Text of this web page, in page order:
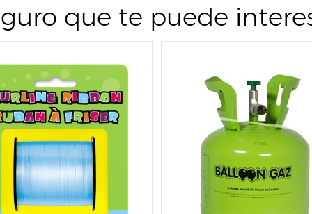
que te puede